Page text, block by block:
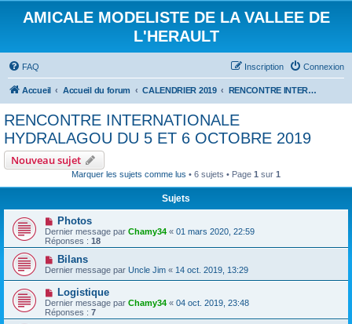
AMICALE MODELISTE DE LA VALLEE DE
L'HERAULT
FAQ Connexion
Inscription
Accueil Accueil du forum CALENDRIER 2019 RENCONTRE INTERNATIONALE HYDRALAGOU DU 5 ET 6 OCTOBRE 2019
RENCONTRE INTERNATIONALE
HYDRALAGOU DU 5 ET 6 OCTOBRE 2019
Nouveau sujet
Marquer les sujets comme lus • 6 sujets • Page 1 sur 1
Sujets
Photos
Dernier message par Chamy34 « 01 mars 2020, 22:59
Réponses : 18
Bilans
Dernier message par Uncle Jim « 14 oct. 2019, 13:29
Logistique
Dernier message par Chamy34 « 04 oct. 2019, 23:48
Réponses : 7